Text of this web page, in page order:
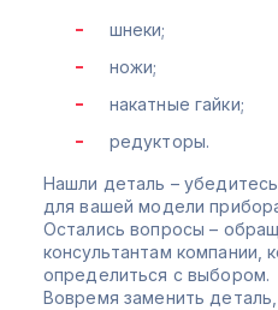
шнеки;
ножи;
накатные гайки;
редукторы.
Нашли деталь –
для вашей модели
Остались вопросы –
консультантам компании,
определиться с выбором.
Вовремя заменить